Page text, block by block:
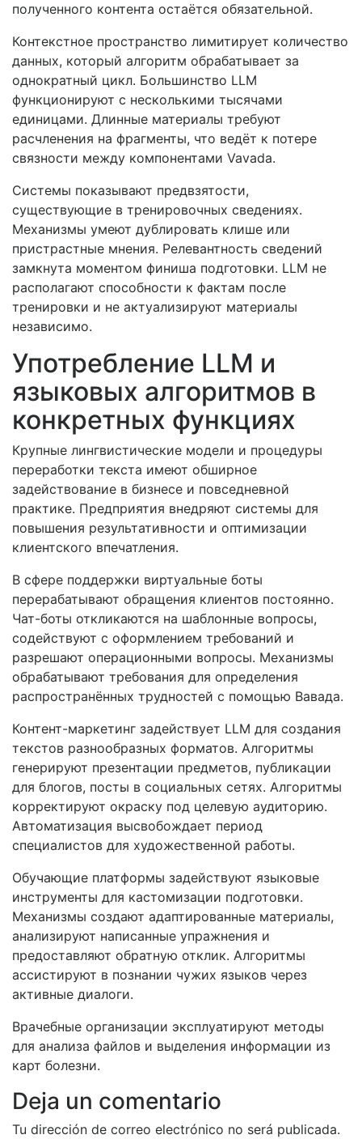
полученного контента остаётся обязательной.
Контекстное пространство лимитирует количество
данных, который алгоритм обрабатывает за
однократный цикл. Большинство LLM
функционируют с несколькими тысячами
единицами. Длинные материалы требуют
расчленения на фрагменты, что ведёт к потере
связности между компонентами Vavada.
Системы показывают предвзятости,
существующие в тренировочных сведениях.
Механизмы умеют дублировать клише или
пристрастные мнения. Релевантность сведений
замкнута моментом финиша подготовки. LLM не
располагают способности к фактам после
тренировки и не актуализируют материалы
независимо.
Употребление LLM и
языковых алгоритмов в
конкретных функциях
Крупные лингвистические модели и процедуры
переработки текста имеют обширное
задействование в бизнесе и повседневной
практике. Предприятия внедряют системы для
повышения результативности и оптимизации
клиентского впечатления.
В сфере поддержки виртуальные боты
перерабатывают обращения клиентов постоянно.
Чат-боты откликаются на шаблонные вопросы,
содействуют с оформлением требований и
разрешают операционными вопросы. Механизмы
обрабатывают требования для определения
распространённых трудностей с помощью Вавада.
Контент-маркетинг задействует LLM для создания
текстов разнообразных форматов. Алгоритмы
генерируют презентации предметов, публикации
для блогов, посты в социальных сетях. Алгоритмы
корректируют окраску под целевую аудиторию.
Автоматизация высвобождает период
специалистов для художественной работы.
Обучающие платформы задействуют языковые
инструменты для кастомизации подготовки.
Механизмы создают адаптированные материалы,
анализируют написанные упражнения и
предоставляют обратную отклик. Алгоритмы
ассистируют в познании чужих языков через
активные диалоги.
Врачебные организации эксплуатируют методы
для анализа файлов и выделения информации из
карт болезни.
Deja un comentario
Tu dirección de correo electrónico no será publicada.